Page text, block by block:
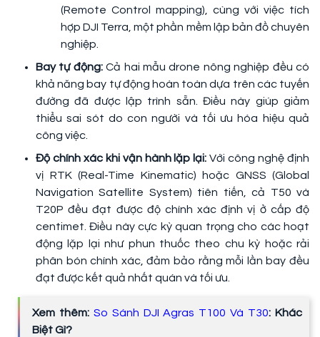
(Remote Control mapping), cùng với việc tích
hợp DJI Terra, một phần mềm lập bản đồ chuyên
nghiệp.
Bay tự động:Cả hai mẫu drone nông nghiệp đều có
khả năng bay tự động hoàn toàn dựa trên các tuyến
đường đã được lập trình sẵn. Điều này giúp giảm
thiểu sai sót do con người và tối ưu hóa hiệu quả
công việc.
Độ chính xác khi vận hành lặp lại:Với công nghệ định
vị RTK (Real-Time Kinematic) hoặc GNSS (Global
Navigation Satellite System) tiên tiến, cả T50 và
T20P đều đạt được độ chính xác định vị ở cấp độ
centimet. Điều này cực kỳ quan trọng cho các hoạt
động lặp lại như phun thuốc theo chu kỳ hoặc rải
phân bón chính xác, đảm bảo rằng mỗi lần bay đều
đạt được kết quả nhất quán và tối ưu.
Xem thêm: So Sánh DJI Agras T100 Và T30: Khác
Biệt Gì?